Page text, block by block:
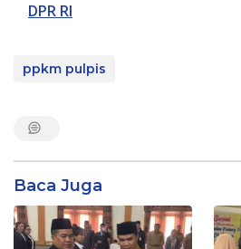
DPR RI
ppkm pulpis
Baca Juga